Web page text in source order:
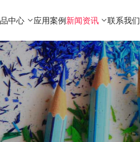
中心 应用案例新闻资讯 联系我们